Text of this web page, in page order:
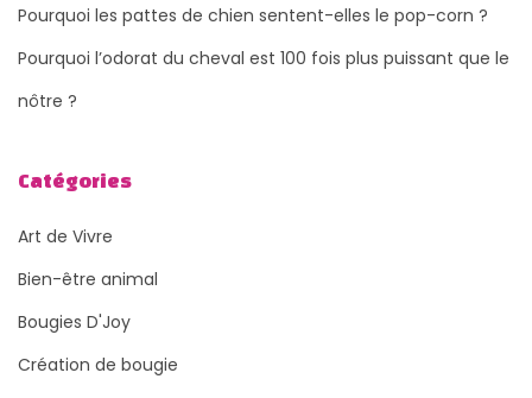
Pourquoi les pattes de chien sentent-elles le pop-corn ?
Pourquoi l’odorat du cheval est 100 fois plus puissant que le
nôtre ?
Catégories
Art de Vivre
Bien-être animal
Bougies D'Joy
Création de bougie